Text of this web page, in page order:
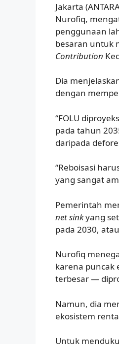
Jakarta
Nurofiq,
penggunaan
besaran untuk
Contribution
Dia
dengan
“FOLU
pada tahun
daripada
“Reboisasi
yang sangat
Pemerintah
net sinkyang
pada 2030,
Nurofiq
karena puncak
terbesar —
Namun, dia
ekosistem
Untuk